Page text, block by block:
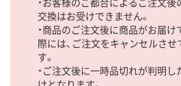
交換はお受けできません。
・商品のご注文後に商品がお届
際には、ご注文をキャンセルさ
す。
・ご注文後に一時品切れが判明